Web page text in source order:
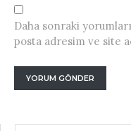
Daha sonraki
posta adresim ve site